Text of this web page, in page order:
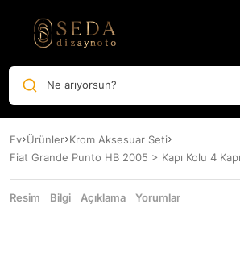
Ne arıyorsun?
Ev Ürünler Krom Aksesuar Seti
Fiat Grande Punto HB 2005 > Kapı Kolu 4
Resim Bilgi Açıklama Yorumlar